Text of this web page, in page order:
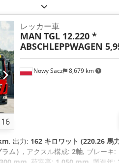
16
Nowy Sacz 8,679 km
レッカー車
MAN TGL 12.220 *
ABSCHLEPPWAGEN
, 出力: 162 キロワット (220.26 馬
ム） , アクスル構成: 2軸, ブレーキ: